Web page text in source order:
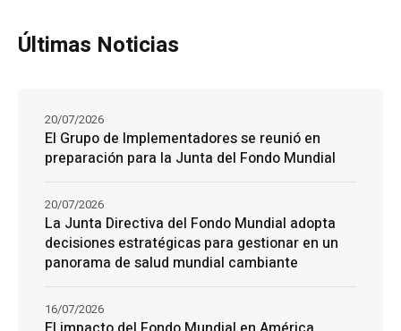
Últimas Noticias
El Grupo de Implementadores se reunió en
preparación para la Junta del Fondo Mundial
20/07/2026
La Junta Directiva del Fondo Mundial adopta
decisiones estratégicas para gestionar en un
panorama de salud mundial cambiante
20/07/2026
16/07/2026